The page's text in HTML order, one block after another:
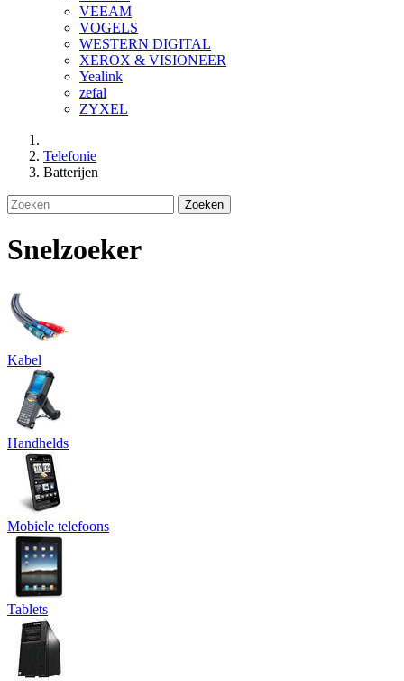
VEEAM
VOGELS
WESTERN DIGITAL
XEROX & VISIONEER
Yealink
zefal
ZYXEL
Telefonie
Batterijen
Zoeken
Snelzoeker
Kabel
Handhelds
Mobiele telefoons
Tablets